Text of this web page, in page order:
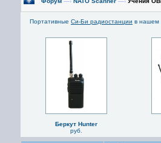
Портативные Си-Би радиостанции в нашем
Беркут Hunter
руб.